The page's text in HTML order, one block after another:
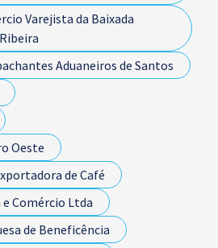
Varejista da Baixada
Aduaneiros de Santos
Oeste
de Café
Comércio Ltda
de Beneficência